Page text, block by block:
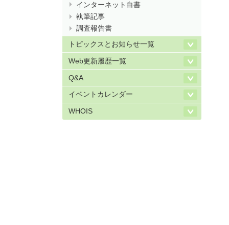
インターネット白書
執筆記事
調査報告書
トピックスとお知らせ一覧
Web更新履歴一覧
Q&A
イベントカレンダー
WHOIS